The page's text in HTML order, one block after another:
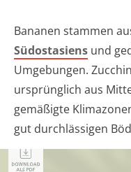
Bananen stammen
Südostasiens und
Umgebungen.
ursprünglich aus
gemäßigte
gut durchlässigen